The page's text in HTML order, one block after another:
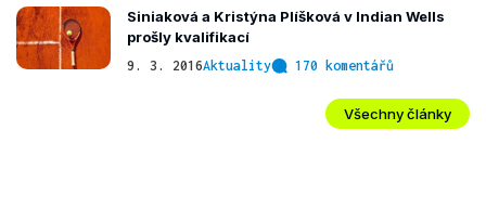
Siniaková a Kristýna Plíšková v Indian Wells
prošly kvalifikací
9. 3. 2016Aktuality 170 komentářů
Všechny články